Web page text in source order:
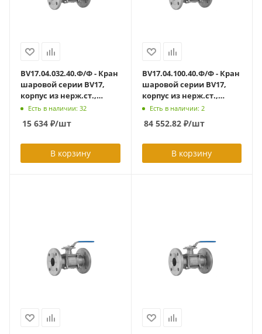
BV17.04.032.40.Ф/Ф - Кран
шаровой серии BV17,
корпус из нерж.ст.,
полнопроходной DN32
PN40, ф/ф с ISO-фланцем
F04/F05 (L=180 мм)
Есть в наличии: 32
15 634 ₽/шт
В корзину
BV17.04.100.40.Ф/Ф - Кран
шаровой серии BV17,
корпус из нерж.ст.,
полнопроходной DN100
PN40, ф/ф с ISO-фланцем
F7/F10
Есть в наличии: 2
84 552.82₽/шт
В корзину